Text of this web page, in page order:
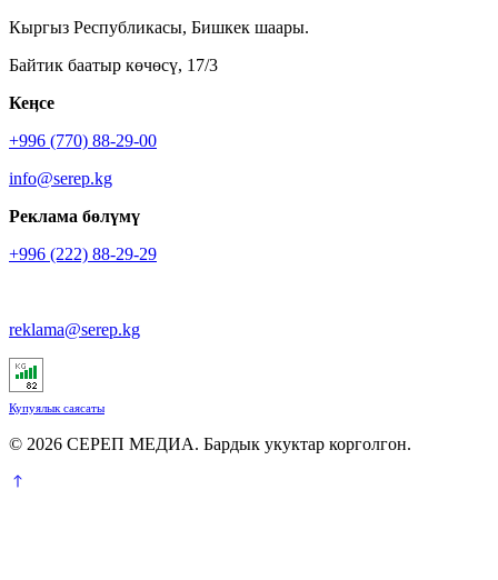
Кыргыз Республикасы, Бишкек шаары.
Байтик баатыр көчөсү, 17/3
Кеӊсе
+996 (770) 88-29-00
info@serep.kg
Реклама бөлүмү
+996 (222) 88-29-29
reklama@serep.kg
Купуялык саясаты
© 2026 СЕРЕП МЕДИА. Бардык укуктар корголгон.